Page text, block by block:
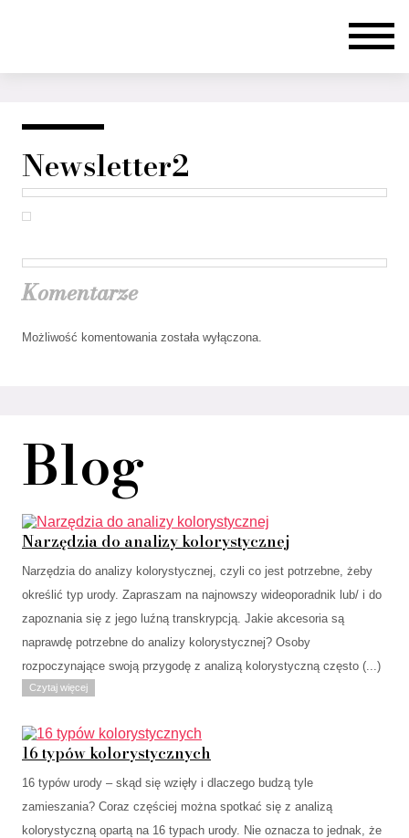
Newsletter2
Komentarze
Możliwość komentowania została wyłączona.
Blog
Narzędzia do analizy kolorystycznej
Narzędzia do analizy kolorystycznej, czyli co jest potrzebne, żeby
określić typ urody. Zapraszam na najnowszy wideoporadnik lub/ i do
zapoznania się z jego luźną transkrypcją. Jakie akcesoria są
naprawdę potrzebne do analizy kolorystycznej? Osoby
rozpoczynające swoją przygodę z analizą kolorystyczną często (...)
Czytaj więcej
16 typów kolorystycznych
16 typów urody – skąd się wzięły i dlaczego budzą tyle
zamieszania? Coraz częściej można spotkać się z analizą
kolorystyczną opartą na 16 typach urody. Nie oznacza to jednak, że